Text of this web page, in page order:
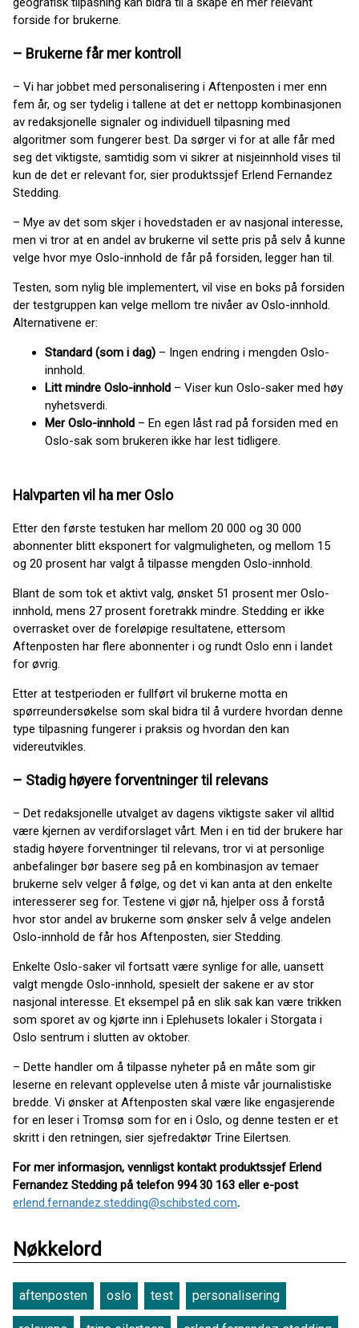
forside for brukerne.
– Brukerne får mer kontroll
– Vi har jobbet med personalisering i Aftenposten i mer enn
fem år, og ser tydelig i tallene at det er nettopp kombinasjonen
av redaksjonelle signaler og individuell tilpasning med
algoritmer som fungerer best. Da sørger vi for at alle får med
seg det viktigste, samtidig som vi sikrer at nisjeinnhold vises til
kun de det er relevant for, sier produktssjef Erlend Fernandez
Stedding.
– Mye av det som skjer i hovedstaden er av nasjonal interesse,
men vi tror at en andel av brukerne vil sette pris på selv å kunne
velge hvor mye Oslo-innhold de får på forsiden, legger han til.
Testen, som nylig ble implementert, vil vise en boks på forsiden
der testgruppen kan velge mellom tre nivåer av Oslo-innhold.
Alternativene er:
Standard (som i dag) – Ingen endring i mengden Oslo-
innhold.
Litt mindre Oslo-innhold – Viser kun Oslo-saker med høy
nyhetsverdi.
Mer Oslo-innhold – En egen låst rad på forsiden med en
Oslo-sak som brukeren ikke har lest tidligere.
Halvparten vil ha mer Oslo
Etter den første testuken har mellom 20 000 og 30 000
abonnenter blitt eksponert for valgmuligheten, og mellom 15
og 20 prosent har valgt å tilpasse mengden Oslo-innhold.
Blant de som tok et aktivt valg, ønsket 51 prosent mer Oslo-
innhold, mens 27 prosent foretrakk mindre. Stedding er ikke
overrasket over de foreløpige resultatene, ettersom
Aftenposten har flere abonnenter i og rundt Oslo enn i landet
for øvrig.
Etter at testperioden er fullført vil brukerne motta en
spørreundersøkelse som skal bidra til å vurdere hvordan denne
type tilpasning fungerer i praksis og hvordan den kan
videreutvikles.
– Stadig høyere forventninger til relevans
– Det redaksjonelle utvalget av dagens viktigste saker vil alltid
være kjernen av verdiforslaget vårt. Men i en tid der brukere har
stadig høyere forventninger til relevans, tror vi at personlige
anbefalinger bør basere seg på en kombinasjon av temaer
brukerne selv velger å følge, og det vi kan anta at den enkelte
interesserer seg for. Testene vi gjør nå, hjelper oss å forstå
hvor stor andel av brukerne som ønsker selv å velge andelen
Oslo-innhold de får hos Aftenposten, sier Stedding.
Enkelte Oslo-saker vil fortsatt være synlige for alle, uansett
valgt mengde Oslo-innhold, spesielt der sakene er av stor
nasjonal interesse. Et eksempel på en slik sak kan være trikken
som sporet av og kjørte inn i Eplehusets lokaler i Storgata i
Oslo sentrum i slutten av oktober.
– Dette handler om å tilpasse nyheter på en måte som gir
leserne en relevant opplevelse uten å miste vår journalistiske
bredde. Vi ønsker at Aftenposten skal være like engasjerende
for en leser i Tromsø som for en i Oslo, og denne testen er et
skritt i den retningen, sier sjefredaktør Trine Eilertsen.
For mer informasjon, vennligst kontakt produktssjef Erlend
Fernandez Stedding på telefon 994 30 163 eller e-post
erlend.fernandez.stedding@schibsted.com.
Nøkkelord
aftenposten oslo test personalisering